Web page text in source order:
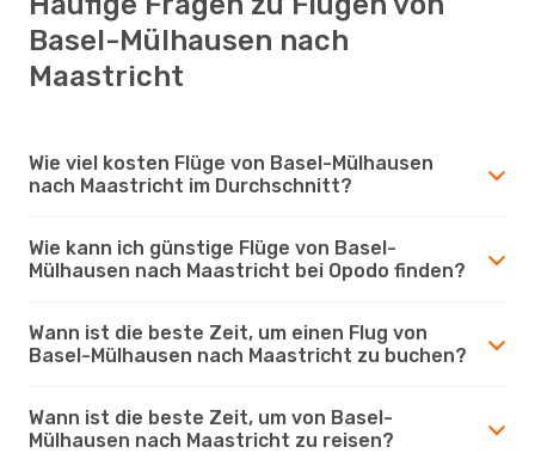
Basel-Mülhausen nach
Maastricht
Wie viel kosten Flüge von Basel-Mülhausen
nach Maastricht im Durchschnitt?
Wie kann ich günstige Flüge von Basel-
Mülhausen nach Maastricht bei Opodo finden?
Wann ist die beste Zeit, um einen Flug von
Basel-Mülhausen nach Maastricht zu buchen?
Wann ist die beste Zeit, um von Basel-
Mülhausen nach Maastricht zu reisen?